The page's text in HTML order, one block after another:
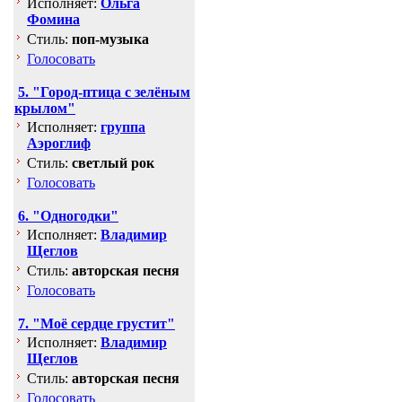
Исполняет: Ольга
Фомина
Стиль: поп-музыка
Голосовать
5. "Город-птица с зелёным
крылом"
Исполняет: группа
Аэроглиф
Стиль: светлый рок
Голосовать
6. "Одногодки"
Исполняет: Владимир
Щеглов
Стиль: авторская песня
Голосовать
7. "Моё сердце грустит"
Исполняет: Владимир
Щеглов
Стиль: авторская песня
Голосовать